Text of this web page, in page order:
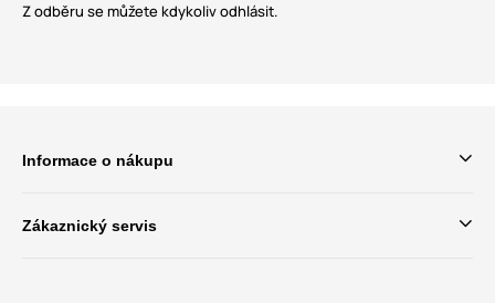
Z odběru se můžete kdykoliv odhlásit.
Informace o nákupu
Zákaznický servis